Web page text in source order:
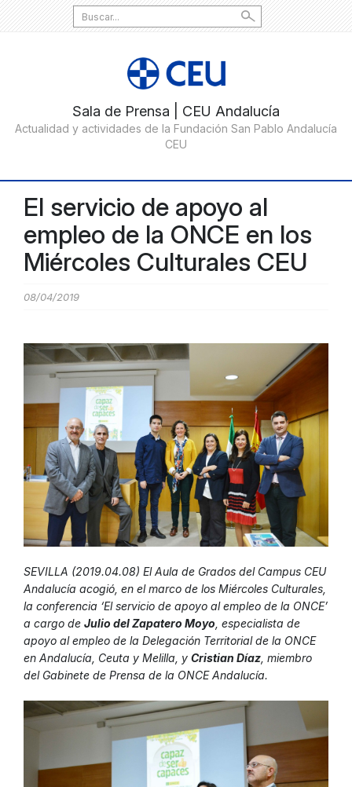
Search
for:
El servicio de apoyo al
empleo de la ONCE en los
Miércoles Culturales CEU
08/04/2019
SEVILLA (2019.04.08) El Aula de Grados del Campus CEU
Andalucía acogió, en el marco de los Miércoles Culturales,
la conferencia ‘El servicio de apoyo al empleo de la ONCE’
a cargo de Julio del Zapatero Moyo , especialista de
apoyo al empleo de la Delegación Territorial de la ONCE
en Andalucía, Ceuta y Melilla, y Cristian Díaz , miembro
del Gabinete de Prensa de la ONCE Andalucía.